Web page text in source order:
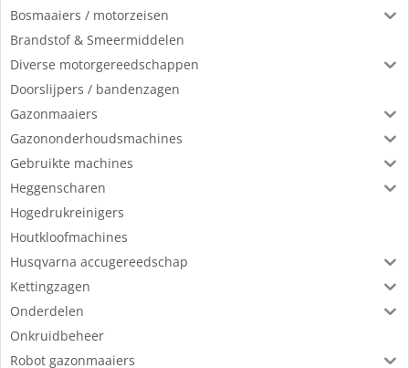
Bosmaaiers / motorzeisen
Brandstof & Smeermiddelen
Diverse motorgereedschappen
Doorslijpers / bandenzagen
Gazonmaaiers
Gazononderhoudsmachines
Gebruikte machines
Heggenscharen
Hogedrukreinigers
Houtkloofmachines
Husqvarna accugereedschap
Kettingzagen
Onderdelen
Onkruidbeheer
Robot gazonmaaiers